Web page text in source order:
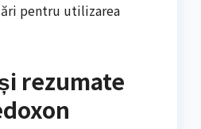
pentru utilizarea
rezumate